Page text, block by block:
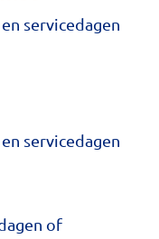
servicedagen
servicedagen
of